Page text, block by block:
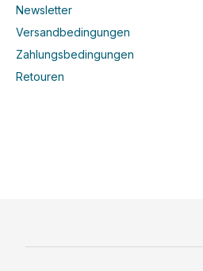
Newsletter
Versandbedingungen
Zahlungsbedingungen
Retouren